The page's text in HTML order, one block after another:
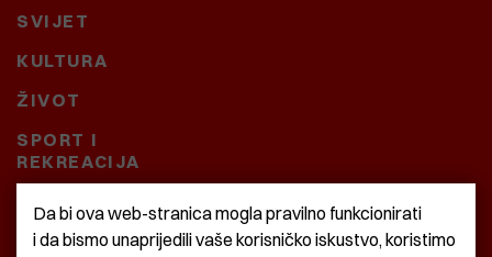
SVIJET
KULTURA
ŽIVOT
SPORT I
REKREACIJA
CRNA KRONIKA
BAŠTARDINI I PRAVI
Da bi ova web-stranica mogla pravilno funkcionirati
i da bismo unaprijedili vaše korisničko iskustvo, koristimo